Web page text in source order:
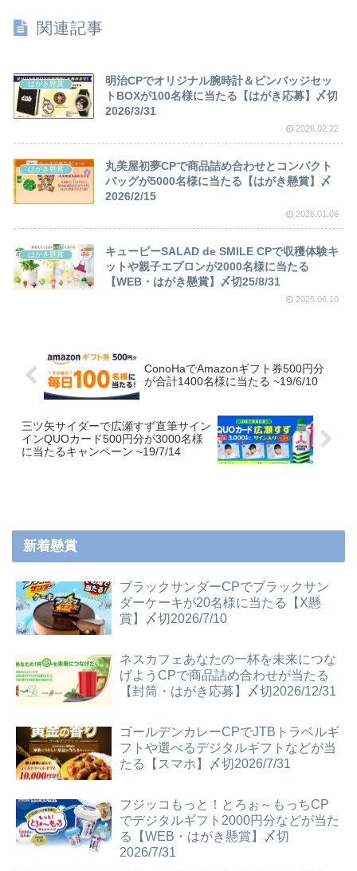
関連記事
はがき懸賞
明治CPでオリジナル腕時計＆ピンバッジセッ
トBOXが100名様に当たる【はがき応募】〆切
2026/3/31
2026.02.22
はがき懸賞
丸美屋初夢CPで商品詰め合わせとコンパクト
バッグが5000名様に当たる【はがき懸賞】〆
2026/2/15
2026.01.06
はがき懸賞
キューピーSALAD de SMILE CPで収穫体験キ
ットや親子エプロンが2000名様に当たる
【WEB・はがき懸賞】〆切25/8/31
2025.06.10
ConoHaでAmazonギフト券500円分
が合計1400名様に当たる ~19/6/10
三ツ矢サイダーで広瀬すず直筆サイン
インQUOカード500円分が3000名様
に当たるキャンペーン ~19/7/14
新着懸賞
ブラックサンダーCPでブラックサン
ダーケーキが20名様に当たる【X懸
賞】〆切2026/7/10
ネスカフェあなたの一杯を未来につな
げようCPで商品詰め合わせが当たる
【封筒・はがき応募】〆切2026/12/31
ゴールデンカレーCPでJTBトラベルギ
フトや選べるデジタルギフトなどが当
たる【スマホ】〆切2026/7/31
フジッコもっと！とろぉ～もっちCP
でデジタルギフト2000円分などが当た
る【WEB・はがき懸賞】〆切
2026/7/31